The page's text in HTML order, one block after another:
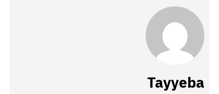
Tayyeba